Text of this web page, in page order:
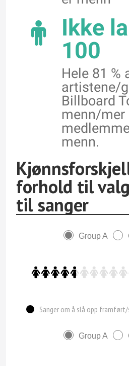
Ikke
100
Hele 81 %
artistene/
Billboard
menn/mer
menn.
forhold til
til sanger
Group A
Group A